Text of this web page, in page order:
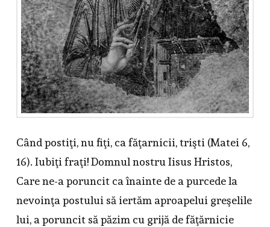
Când postiţi, nu fiţi, ca făţarnicii, trişti (Matei 6,
16). Iubiţi fraţi! Domnul nostru Iisus Hristos,
Care ne-a poruncit ca înainte de a purcede la
nevoinţa postului să iertăm aproapelui greşelile
lui, a poruncit să păzim cu grijă de făţărnicie